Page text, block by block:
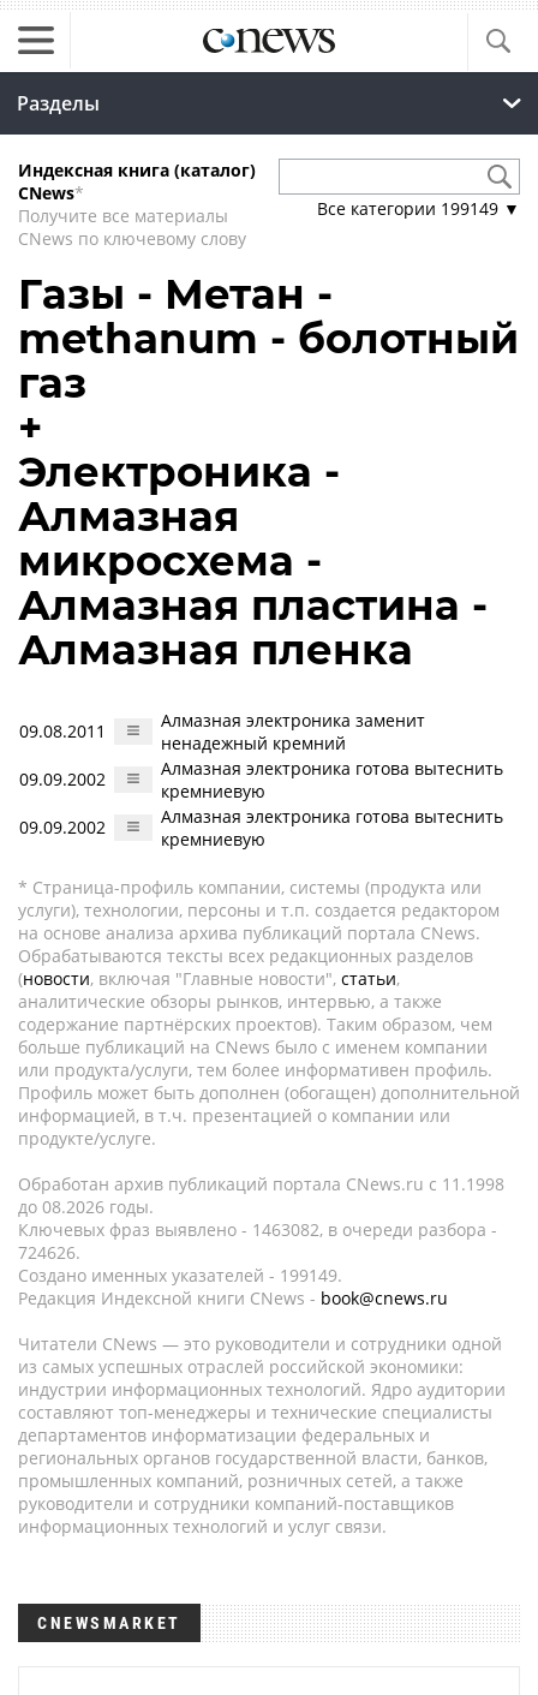
Разделы
Индексная книга (каталог)
CNews*
Получите все материалы
CNews по ключевому слову
Все категории 199149 ▼
Газы - Метан -
methanum - болотный
газ
+
Электроника -
Алмазная
микросхема -
Алмазная пластина -
Алмазная пленка
09.08.2011
Алмазная электроника заменит
ненадежный кремний
09.09.2002
Алмазная электроника готова вытеснить
кремниевую
09.09.2002
Алмазная электроника готова вытеснить
кремниевую
* Страница-профиль компании, системы (продукта или
услуги), технологии, персоны и т.п. создается редактором
на основе анализа архива публикаций портала CNews.
Обрабатываются тексты всех редакционных разделов
(новости, включая "Главные новости", статьи,
аналитические обзоры рынков, интервью, а также
содержание партнёрских проектов). Таким образом, чем
больше публикаций на CNews было с именем компании
или продукта/услуги, тем более информативен профиль.
Профиль может быть дополнен (обогащен) дополнительной
информацией, в т.ч. презентацией о компании или
продукте/услуге.
Обработан архив публикаций портала CNews.ru c 11.1998
до 08.2026 годы.
Ключевых фраз выявлено - 1463082, в очереди разбора -
724626.
Создано именных указателей - 199149.
Редакция Индексной книги CNews - book@cnews.ru
Читатели CNews — это руководители и сотрудники одной
из самых успешных отраслей российской экономики:
индустрии информационных технологий. Ядро аудитории
составляют топ-менеджеры и технические специалисты
департаментов информатизации федеральных и
региональных органов государственной власти, банков,
промышленных компаний, розничных сетей, а также
руководители и сотрудники компаний-поставщиков
информационных технологий и услуг связи.
CNEWSMARKET